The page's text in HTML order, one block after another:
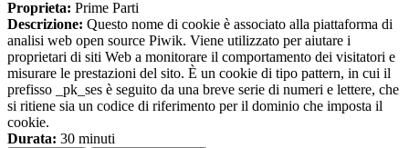
Proprieta: Prime Parti
Descrizione: Questo nome di cookie è associato alla piattaforma di
analisi web open source Piwik. Viene utilizzato per aiutare i
proprietari di siti Web a monitorare il comportamento dei visitatori e
misurare le prestazioni del sito. È un cookie di tipo pattern, in cui il
prefisso _pk_ses è seguito da una breve serie di numeri e lettere, che
si ritiene sia un codice di riferimento per il dominio che imposta il
cookie.
Durata: 30 minuti